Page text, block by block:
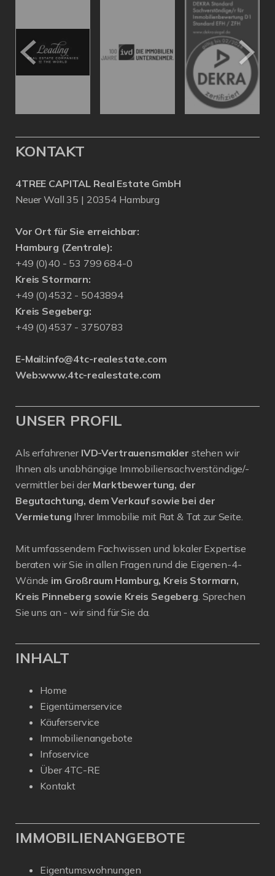
KONTAKT
4TREE CAPITAL Real Estate GmbH
Neuer Wall 35 | 20354 Hamburg
Vor Ort für Sie erreichbar:
Hamburg (Zentrale):
+49 (0)40 - 53 799 684-0
Kreis Stormarn:
+49 (0)4532 - 5043894
Kreis Segeberg:
+49 (0)4537 - 3750783
E-Mail:info@4tc-realestate.com
Web:www.4tc-realestate.com
UNSER PROFIL
Als erfahrener IVD-Vertrauensmakler stehen wir
Ihnen als unabhängige Immobiliensachverständige/-
vermittler bei derMarktbewertung, der
Begutachtung, dem Verkauf sowie bei der
Vermietung Ihrer Immobilie mit Rat & Tat zur Seite.
Mit umfassendem Fachwissen und lokaler Expertise
beraten wir Sie in allen Fragen rund die Eigenen-4-
Wände im Großraum Hamburg, Kreis Stormarn,
Kreis Pinneberg sowie Kreis Segeberg. Sprechen
Sie uns an - wir sind für Sie da.
INHALT
Home
Eigentümerservice
Käuferservice
Immobilienangebote
Infoservice
Über 4TC-RE
Kontakt
IMMOBILIENANGEBOTE
Eigentumswohnungen